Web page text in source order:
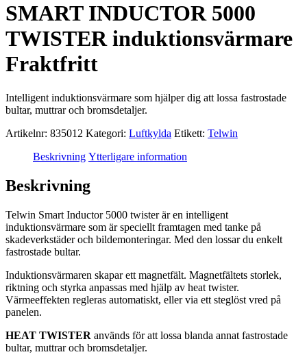
SMART INDUCTOR 5000
TWISTER induktionsvärmare
Fraktfritt
Intelligent induktionsvärmare som hjälper dig att lossa fastrostade
bultar, muttrar och bromsdetaljer.
Artikelnr: 835012 Kategori: Luftkylda Etikett: Telwin
Beskrivning Ytterligare information
Beskrivning
Telwin Smart Inductor 5000 twister är en intelligent
induktionsvärmare som är speciellt framtagen med tanke på
skadeverkstäder och bildemonteringar. Med den lossar du enkelt
fastrostade bultar.
Induktionsvärmaren skapar ett magnetfält. Magnetfältets storlek,
riktning och styrka anpassas med hjälp av heat twister.
Värmeeffekten regleras automatiskt, eller via ett steglöst vred på
panelen.
HEAT TWISTER används för att lossa blanda annat fastrostade
bultar, muttrar och bromsdetaljer.